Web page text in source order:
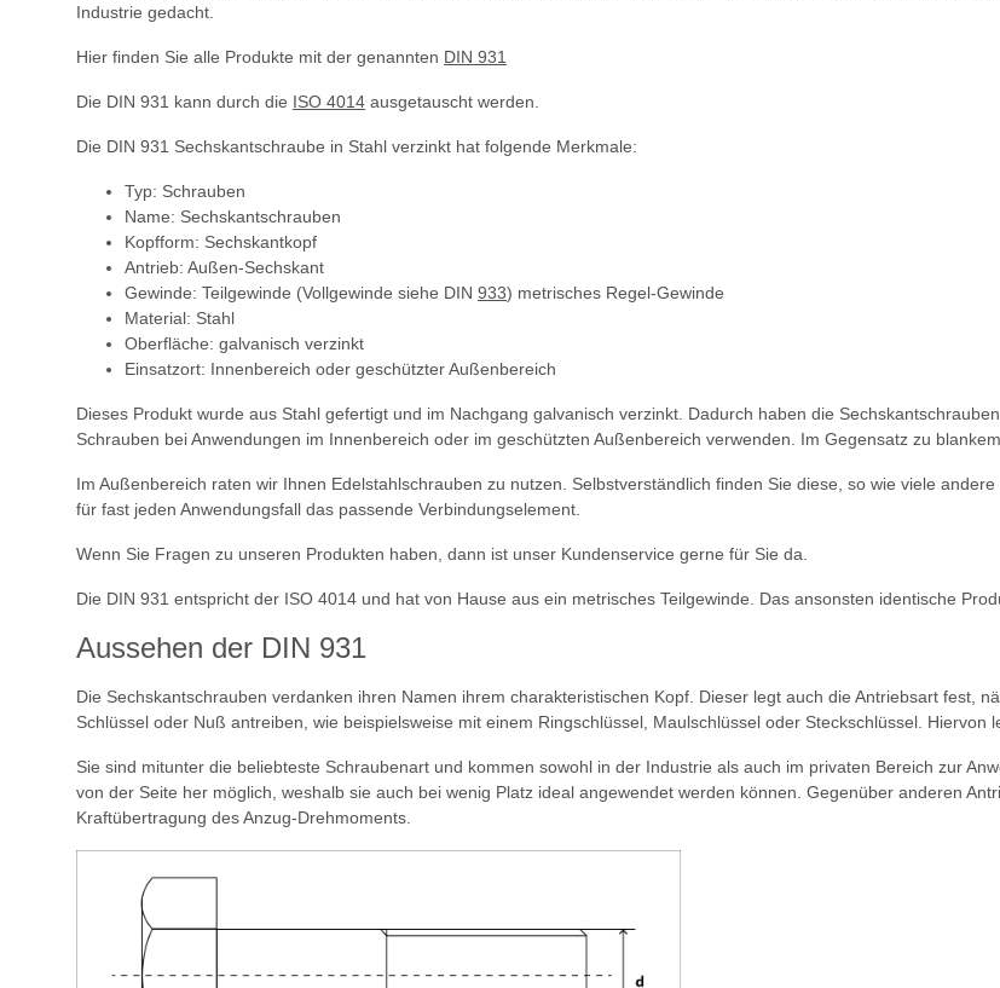
Industrie gedacht.
Hier finden Sie alle Produkte mit der genannten DIN 931
Die DIN 931 kann durch die ISO 4014 ausgetauscht werden.
Die DIN 931 Sechskantschraube in Stahl verzinkt hat folgende Merkmale:
Typ: Schrauben
Name: Sechskantschrauben
Kopfform: Sechskantkopf
Antrieb: Außen-Sechskant
Gewinde: Teilgewinde (Vollgewinde siehe DIN 933) metrisches Regel-Gewinde
Material: Stahl
Oberfläche: galvanisch verzinkt
Einsatzort: Innenbereich oder geschützter Außenbereich
Dieses Produkt wurde aus Stahl gefertigt und im Nachgang galvanisch verzinkt. Dadurch haben die
Schrauben bei Anwendungen im Innenbereich oder im geschützten Außenbereich verwenden. Im Gegensatz zu
Im Außenbereich raten wir Ihnen Edelstahlschrauben zu nutzen. Selbstverständlich finden Sie diese, so wie viele
für fast jeden Anwendungsfall das passende Verbindungselement.
Wenn Sie Fragen zu unseren Produkten haben, dann ist unser Kundenservice gerne für Sie da.
Die DIN 931 entspricht der ISO 4014 und hat von Hause aus ein metrisches Teilgewinde. Das ansonsten identische
Aussehen der DIN 931
Die Sechskantschrauben verdanken ihren Namen ihrem charakteristischen Kopf. Dieser legt auch die Antriebsart fest,
Schlüssel oder Nuß antreiben, wie beispielsweise mit einem Ringschlüssel, Maulschlüssel oder Steckschlüssel.
Sie sind mitunter die beliebteste Schraubenart und kommen sowohl in der Industrie als auch im privaten Bereich zur
von der Seite her möglich, weshalb sie auch bei wenig Platz ideal angewendet werden können. Gegenüber anderen
Kraftübertragung des Anzug-Drehmoments.